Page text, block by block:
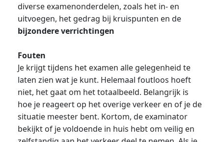
diverse examenonderdelen, zoals het in- en
uitvoegen, het gedrag bij kruispunten en de
bijzondere verrichtingen
Fouten
Je krijgt tijdens het examen alle gelegenheid te
laten zien wat je kunt. Helemaal foutloos hoeft
niet, het gaat om het totaalbeeld. Belangrijk is
hoe je reageert op het overige verkeer en of je de
situatie meester bent. Kortom, de examinator
bekijkt of je voldoende in huis hebt om veilig en